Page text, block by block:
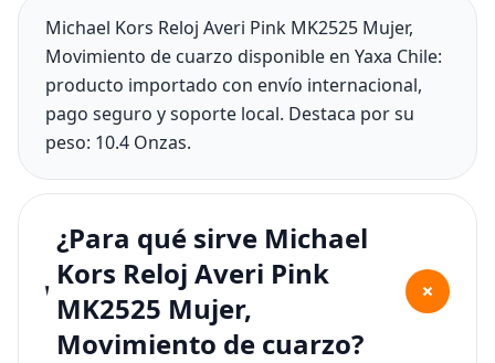
Michael Kors Reloj Averi Pink MK2525 Mujer,
Movimiento de cuarzo disponible en Yaxa Chile:
producto importado con envío internacional,
pago seguro y soporte local. Destaca por su
peso: 10.4 Onzas.
¿Para qué sirve Michael
Kors Reloj Averi Pink
MK2525 Mujer,
Movimiento de cuarzo?
+